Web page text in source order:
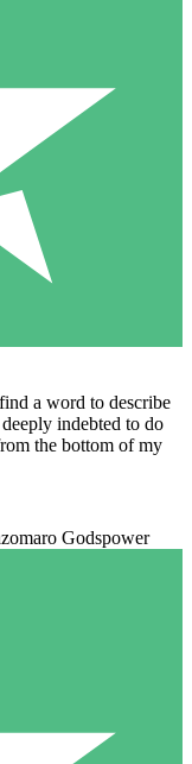
a word to describe
indebted to do
the bottom of my
Godspower